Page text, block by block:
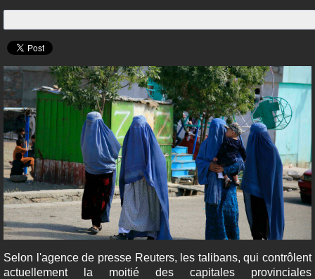
Selon l'agence de presse Reuters, les talibans, qui contrôlent
actuellement la moitié des capitales provinciales